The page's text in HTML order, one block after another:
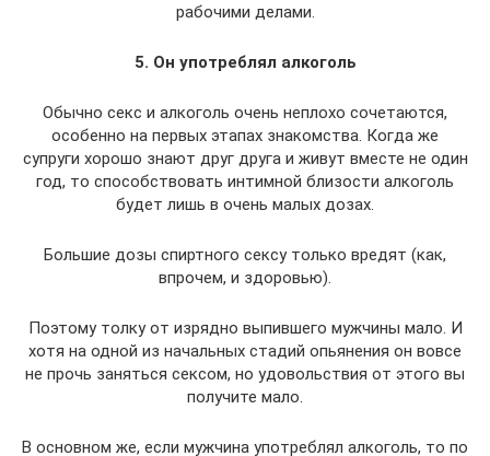
рабочими делами.
5. Он употреблял алкоголь
Обычно секс и алкоголь очень неплохо сочетаются,
особенно на первых этапах знакомства. Когда же
супруги хорошо знают друг друга и живут вместе не один
год, то способствовать интимной близости алкоголь
будет лишь в очень малых дозах.
Большие дозы спиртного сексу только вредят (как,
впрочем, и здоровью).
Поэтому толку от изрядно выпившего мужчины мало. И
хотя на одной из начальных стадий опьянения он вовсе
не прочь заняться сексом, но удовольствия от этого вы
получите мало.
В основном же, если мужчина употреблял алкоголь, то по